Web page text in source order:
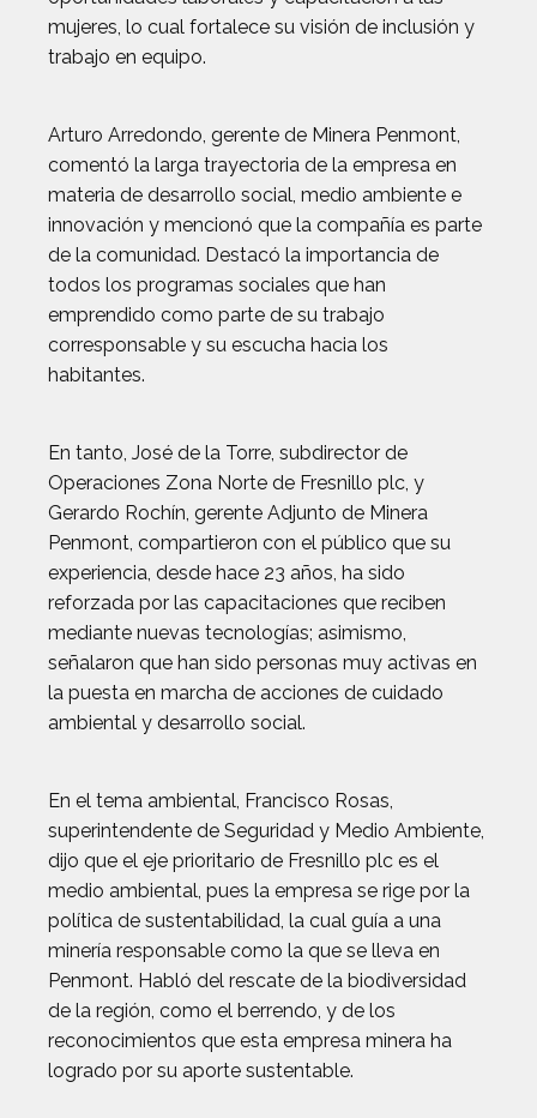
mujeres, lo cual fortalece su visión de inclusión y
trabajo en equipo.
Arturo Arredondo, gerente de Minera Penmont,
comentó la larga trayectoria de la empresa en
materia de desarrollo social, medio ambiente e
innovación y mencionó que la compañía es parte
de la comunidad. Destacó la importancia de
todos los programas sociales que han
emprendido como parte de su trabajo
corresponsable y su escucha hacia los
habitantes.
En tanto, José de la Torre, subdirector de
Operaciones Zona Norte de Fresnillo plc, y
Gerardo Rochín, gerente Adjunto de Minera
Penmont, compartieron con el público que su
experiencia, desde hace 23 años, ha sido
reforzada por las capacitaciones que reciben
mediante nuevas tecnologías; asimismo,
señalaron que han sido personas muy activas en
la puesta en marcha de acciones de cuidado
ambiental y desarrollo social.
En el tema ambiental, Francisco Rosas,
superintendente de Seguridad y Medio Ambiente,
dijo que el eje prioritario de Fresnillo plc es el
medio ambiental, pues la empresa se rige por la
política de sustentabilidad, la cual guía a una
minería responsable como la que se lleva en
Penmont. Habló del rescate de la biodiversidad
de la región, como el berrendo, y de los
reconocimientos que esta empresa minera ha
logrado por su aporte sustentable.